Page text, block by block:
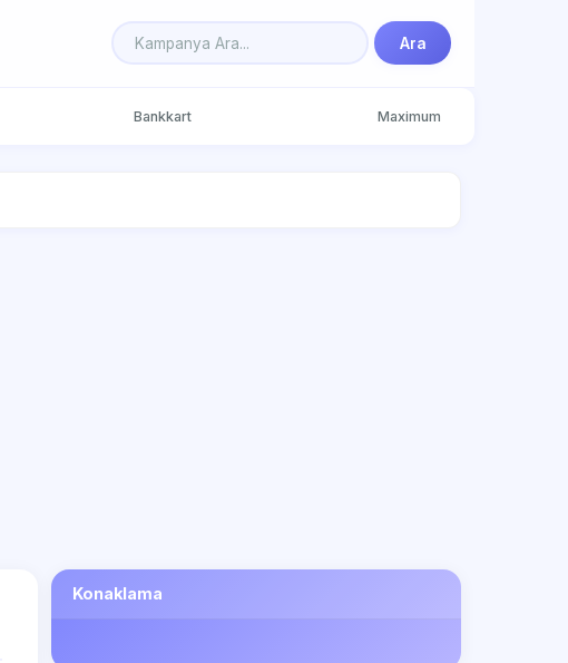
Ara
Bankkart Maximum
Konaklama